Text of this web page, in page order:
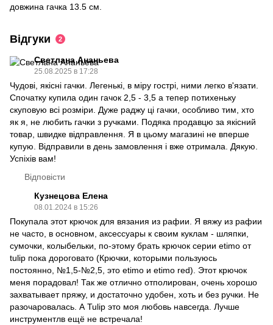
довжина гачка 13.5 см.
Відгуки 2
Светлана Ананьева
25.08.2025 в 17:28
Чудові, якісні гачки. Легенькі, в міру гострі, ними легко в'язати.
Спочатку купила один гачок 2,5 - 3,5 а тепер потихеньку
скуповую всі розміри. Дуже раджу ці гачки, особливо тим, хто
як я, не любить гачки з ручками. Подяка продавцю за якісний
товар, швидке відправлення. Я в цьому магазині не вперше
купую. Відправили в день замовлення і вже отримала. Дякую.
Успіхів вам!
Відповісти
Кузнецова Елена
08.01.2024 в 15:26
Покупала этот крючок для вязания из рафии. Я вяжу из рафии
не часто, в основном, аксессуары к своим куклам - шляпки,
сумочки, колыбельки, по-этому брать крючок серии etimo от
tulip пока дороговато (Крючки, которыми пользуюсь
постоянно, №1,5-№2,5, это etimo и etimo red). Этот крючок
меня порадовал! Так же отлично отполирован, очень хорошо
захватывает пряжу, и достаточно удобен, хоть и без ручки. Не
разочаровалась. А Tulip это моя любовь навсегда. Лучше
инструментлв ещё не встречала!